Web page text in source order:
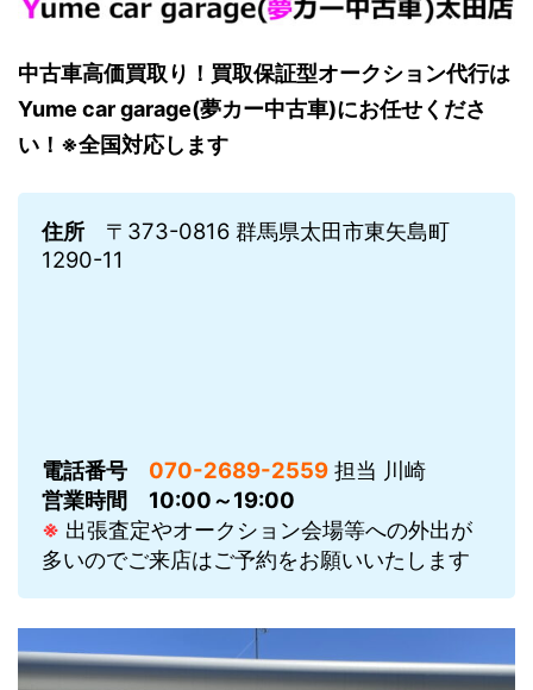
中古車高価買取り！買取保証型オークション代行は
Yume car garage(夢カー中古車)にお任せくださ
い！※全国対応します
住所 〒373-0816 群馬県太田市東矢島町
1290-11
電話番号 070-2689-2559 担当 川崎
営業時間
10:00～19:00
※ 出張査定やオークション会場等への外出が
多いのでご来店はご予約をお願いいたします